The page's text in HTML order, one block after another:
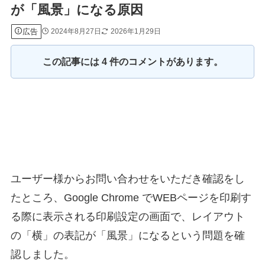
が「風景」になる原因
広告 2024年8月27日 2026年1月29日
この記事には 4 件のコメントがあります。
ユーザー様からお問い合わせをいただき確認をし
たところ、Google Chrome でWEBページを印刷す
る際に表示される印刷設定の画面で、レイアウト
の「横」の表記が「風景」になるという問題を確
認しました。